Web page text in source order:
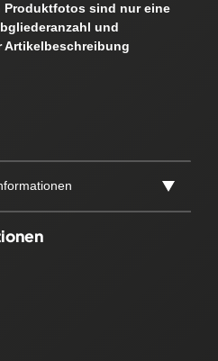
Produktfotos sind nur eine
und
Artikelbeschreibung